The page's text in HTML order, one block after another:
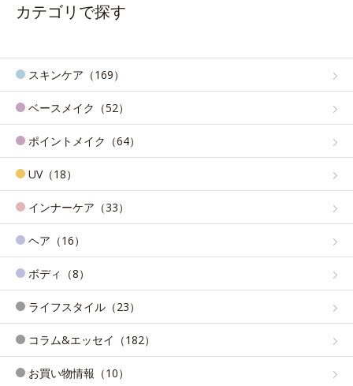
カテゴリで探す
スキンケア（169）
ベースメイク（52）
ポイントメイク（64）
UV（18）
インナーケア（33）
ヘア（16）
ボディ（8）
ライフスタイル（23）
コラム&エッセイ（182）
お買い物情報（10）